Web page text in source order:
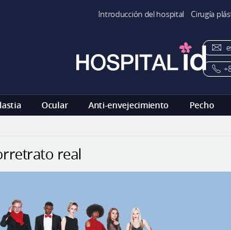
Introducción del hospital Cirugía
Ocular Anti-envejecimiento Pecho
real